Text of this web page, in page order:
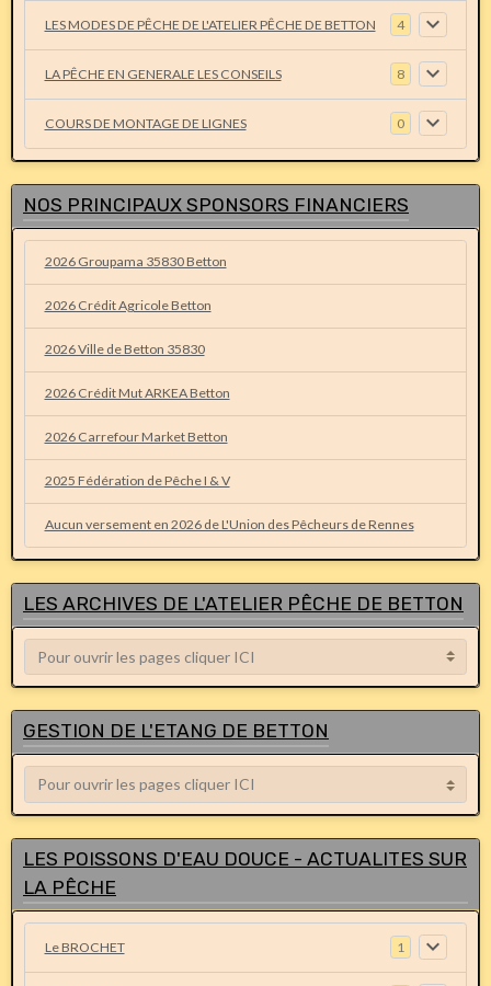
LES MODES DE PÊCHE DE L'ATELIER PÊCHE DE BETTON 4
LA PÊCHE EN GENERALE LES CONSEILS 8
COURS DE MONTAGE DE LIGNES 0
NOS PRINCIPAUX SPONSORS FINANCIERS
2026 Groupama 35830 Betton
2026 Crédit Agricole Betton
2026 Ville de Betton 35830
2026 Crédit Mut ARKEA Betton
2026 Carrefour Market Betton
2025 Fédération de Pêche I & V
Aucun versement en 2026 de L'Union des Pêcheurs de Rennes
LES ARCHIVES DE L'ATELIER PÊCHE DE BETTON
GESTION DE L'ETANG DE BETTON
LES POISSONS D'EAU DOUCE - ACTUALITES SUR
LA PÊCHE
Le BROCHET 1